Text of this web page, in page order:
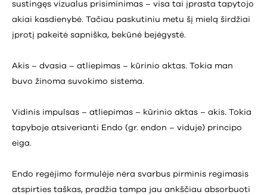
sustingęs vizualus prisiminimas – visa tai įprasta tapytojo
akiai kasdienybė. Tačiau paskutiniu metu šį mielą širdžiai
įprotį pakeitė sapniška, bekūnė bejėgystė.
Akis – dvasia – atliepimas – kūrinio aktas. Tokia man
buvo žinoma suvokimo sistema.
Vidinis impulsas – atliepimas – kūrinio aktas – akis. Tokia
tapyboje atsiverianti Endo (gr. endon – viduje) principo
eiga.
Endo regėjimo formulėje nėra svarbus pirminis regimasis
atspirties taškas, pradžia tampa jau ankščiau absorbuoti